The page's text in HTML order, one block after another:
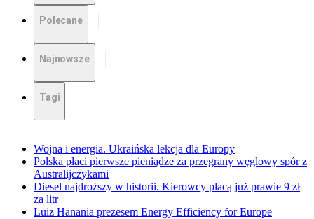
Polecane
Najnowsze
Tagi
Wojna i energia. Ukraińska lekcja dla Europy
Polska płaci pierwsze pieniądze za przegrany węglowy spór z
Australijczykami
Diesel najdroższy w historii. Kierowcy płacą już prawie 9 zł
za litr
Luiz Hanania prezesem Energy Efficiency for Europe